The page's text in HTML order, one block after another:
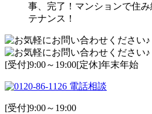
事、完了！マンションで住
テナンス！
[受付]9:00～19:00[定休]年末年始
電話相談
[受付]9:00～19:00